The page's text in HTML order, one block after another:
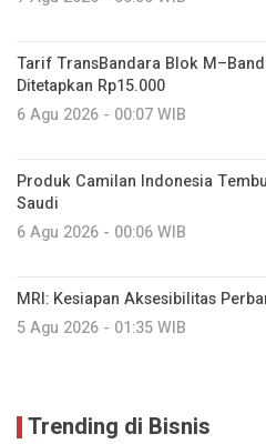
Tarif TransBandara Blok
Ditetapkan Rp15.000
6 Agu 2026 - 00:07 WIB
Produk Camilan Indonesia
Saudi
6 Agu 2026 - 00:06 WIB
MRI: Kesiapan Aksesibilitas
5 Agu 2026 - 01:35 WIB
Trending di Bisnis